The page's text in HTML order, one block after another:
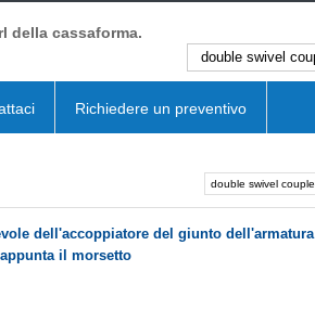
della cassaforma.
Richiedere un preventivo
dell'accoppiatore del giunto dell'armatura
il morsetto